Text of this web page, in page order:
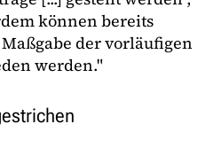
können bereits
der vorläufigen
werden."